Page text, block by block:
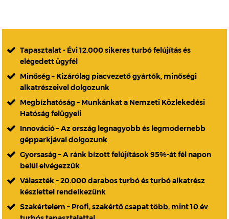
Tapasztalat - Évi 12.000 sikeres turbó felújítás és
elégedett ügyfél
Minőség – Kizárólag piacvezető gyártók, minőségi
alkatrészeivel dolgozunk
Megbízhatóság – Munkánkat a Nemzeti Közlekedési
Hatóság felügyeli
Innováció – Az ország legnagyobb és legmodernebb
gépparkjával dolgozunk
Gyorsaság – A ránk bízott felújítások 95%-át fél napon
belül elvégezzük
Választék – 20.000 darabos turbó és turbó alkatrész
készlettel rendelkezünk
Szakértelem – Profi, szakértő csapat több, mint 10 év